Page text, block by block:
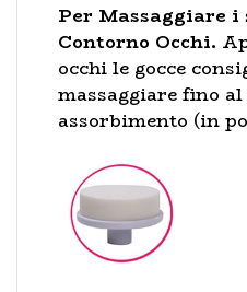
Per Massaggiare
Contorno Occhi.
occhi le gocce
massaggiare fino
assorbimento (in